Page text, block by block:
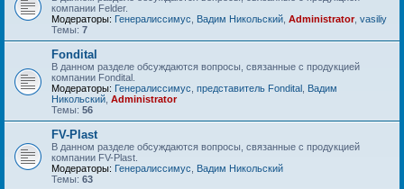
компании Felder.
Модераторы: Генералиссимус Вадим Никольский Administrator, vasiliy
Темы: 7
Fondital
В данном разделе обсуждаются вопросы, связанные с продукцией
компании Fondital.
Модераторы: Генералиссимус представитель Fondital Вадим
Никольский Administrator
Темы: 56
FV-Plast
В данном разделе обсуждаются вопросы, связанные с продукцией
компании FV-Plast.
Модераторы: Генералиссимус
Вадим Никольский
Темы: 63